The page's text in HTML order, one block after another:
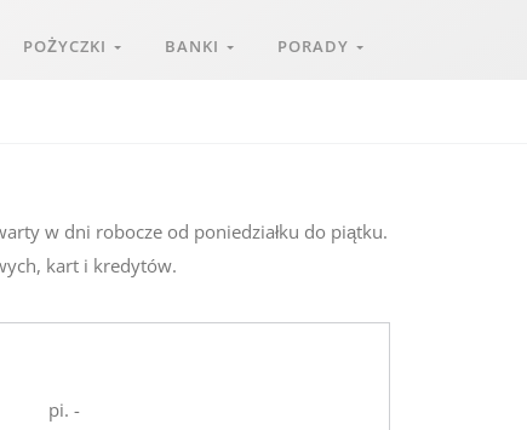
POŻYCZKI BANKI PORADY
w dni robocze od poniedziałku do piątku.
kart i kredytów.
pi. -